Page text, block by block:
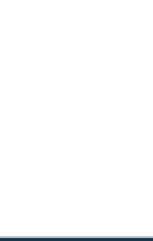
Alargadores y extensiones